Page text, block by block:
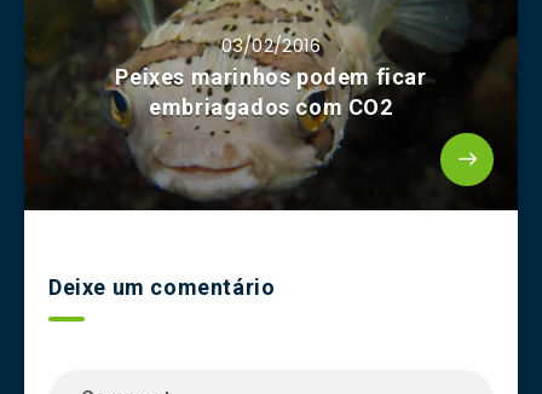
03/02/2016
Peixes marinhos podem ficar
embriagados com CO2
Deixe um comentário